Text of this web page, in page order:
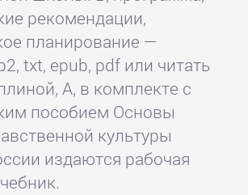
рекомендации,
планирование —
txt, epub, pdf или читать
А, в комплекте с
пособием Основы
культуры
издаются рабочая